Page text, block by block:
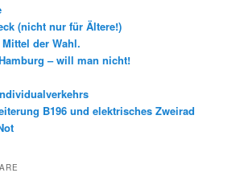
(nicht nur für Ältere!)
der Wahl.
– will man nicht!
B196 und elektrisches Zweirad